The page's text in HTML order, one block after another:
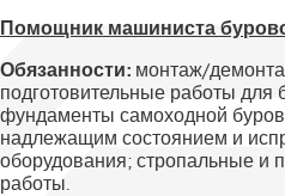
Помощник машиниста
Обязанности: монтаж/
подготовительные работы для
фундаменты самоходной
надлежащим состоянием и
оборудования; стропальные и
работы.